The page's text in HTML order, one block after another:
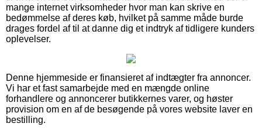
mange internet virksomheder hvor man kan skrive en
bedømmelse af deres køb, hvilket på samme måde burde
drages fordel af til at danne dig et indtryk af tidligere kunders
oplevelser.
Denne hjemmeside er finansieret af indtægter fra annoncer.
Vi har et fast samarbejde med en mængde online
forhandlere og annoncerer butikkernes varer, og høster
provision om en af de besøgende på vores website laver en
bestilling.